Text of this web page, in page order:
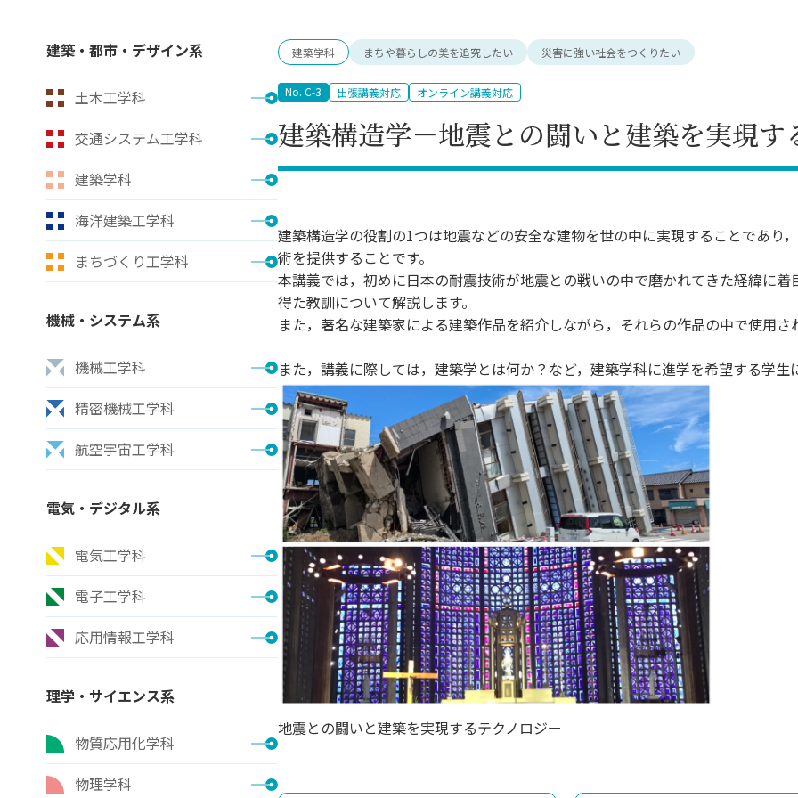
新たなタグライン、VIについて
行きたい学科を選べる
帰国生選抜/外国人留学生選抜
入学者納入金
令和9年度 入学者選抜日程
一般選抜 N全学統一方式
一般選抜 A個別方式
総合型選抜
編入学試験（一般）
研究事務課
建築・都市・デザイン系
土木工学科
交通システム工学科
建築学科
海洋建築工学科
まちづくり工学科
機械・システム系
機械工学科
精密機械工学科
航空宇宙工学科
電気・デジタル系
電気工学科
電子工学科
応用情報工学科
理学・サイエンス系
物質応用化学科
物理学科
建築学科 まちや暮らしの美を追究したい 災害に強い社会をつくりたい
No. C-3 出張講義対応 オンライン講義対応
建築構造学－地震との闘いと建築を実現す
建築構造学の役割の1つは地震などの安全な建物を世の中に実現することであり
術を提供することです。
本講義では，初めに日本の耐震技術が地震との戦いの中で磨かれてきた経緯に
得た教訓について解説します。
また，著名な建築家による建築作品を紹介しながら，それらの作品の中で使用
また，講義に際しては，建築学とは何か？など，建築学科に進学を希望する学
地震との闘いと建築を実現するテクノロジー